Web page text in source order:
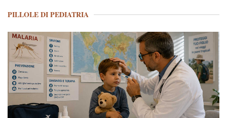
PILLOLE DI PEDIATRIA